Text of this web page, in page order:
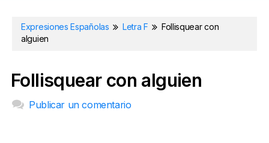
Expresiones Españolas Letra F
Follisquear con
alguien
Follisquear con alguien
Publicar un comentario